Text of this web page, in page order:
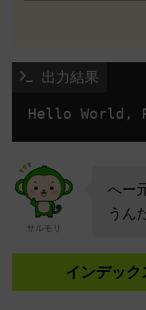
出力結果
サルモリ
へー
うん
インデック